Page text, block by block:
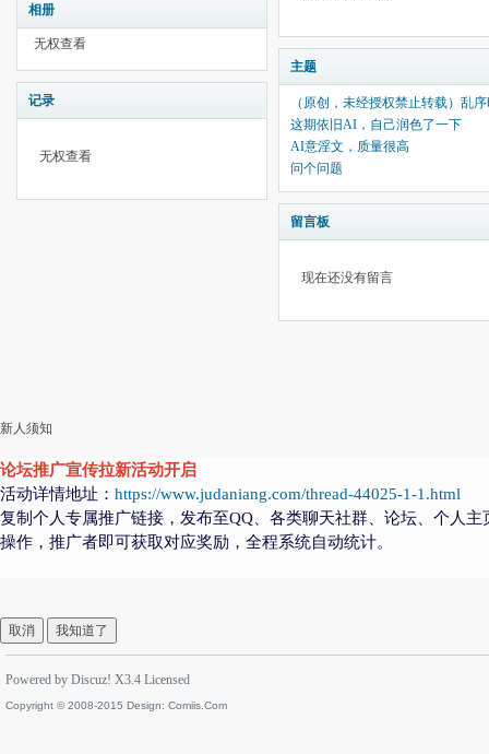
相册
无权查看
记录
无权查看
主题
（原创，未经授权禁止转载）乱
这期依旧AI，自己润色了一下
AI意淫文，质量很高
问个问题
留言板
现在还没有留言
新人须知
论坛推广宣传拉新活动开启
活动详情地址： https://www.judaniang.com/thread-44025-1-1.html
复制个人专属推广链接，发布至QQ、各类聊天社群、论坛、个人
操作，推广者即可获取对应奖励，全程系统自动统计。
取消 我知道了
Powered by Discuz! X3.4 Licensed
Copyright © 2008-2015 Design: Comiis.Com